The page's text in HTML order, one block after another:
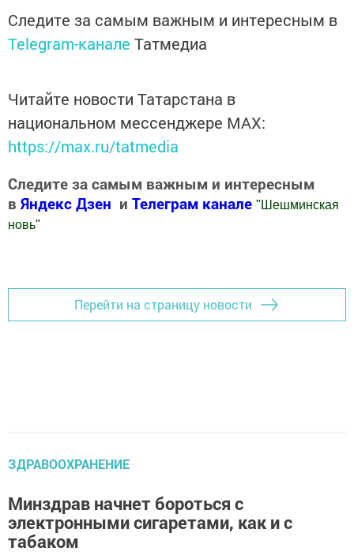
Следите за самым важным и интересным в
Telegram-канале Татмедиа
Читайте новости Татарстана в
национальном мессенджере MАХ:
https://max.ru/tatmedia
Следите за самым важным и интересным
в Яндекс Дзен и Телеграм канале " Шешминская
новь"
Перейти на страницу новости
ЗДРАВООХРАНЕНИЕ
Минздрав начнет бороться с
электронными сигаретами, как и с
табаком